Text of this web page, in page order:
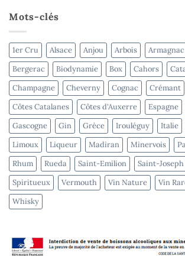
Mots-clés
1er Cru Alsace Anjou Arbois Armagnac
Bergerac
Biodynamie Box Cahors
Champagne
Cheverny Cognac Crémant
Côtes Catalanes
Côtes d'Auxerre Espagne
Gascogne
Gin Grèce Irouléguy Italie
Limoux
Liqueur Madiran Minervois
Rhum
Rueda Saint-Emilion Saint-Joseph
Spiritueux
Vermouth Vin Nature Vin
Whisky